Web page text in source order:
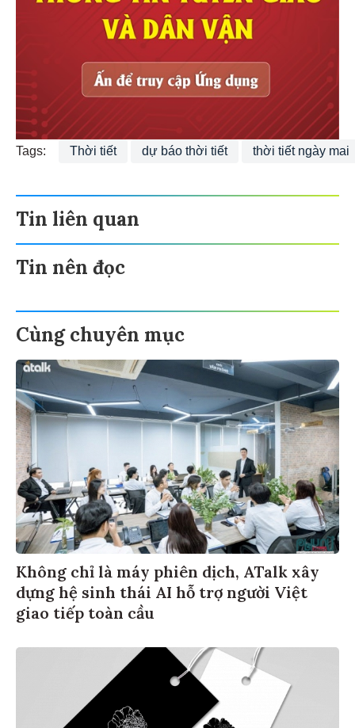
Tags: Thời tiết dự báo thời tiết thời tiết ngày mai
Tin liên quan
Tin nên đọc
Cùng chuyên mục
Không chỉ là máy phiên dịch, ATalk xây
dựng hệ sinh thái AI hỗ trợ người Việt
giao tiếp toàn cầu